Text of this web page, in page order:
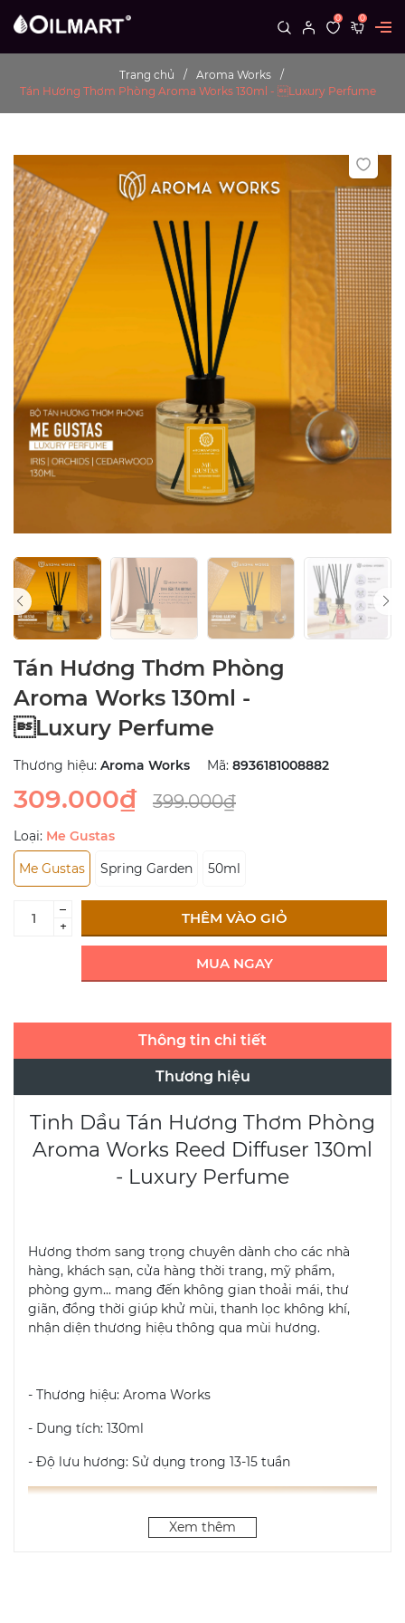
0 0
Trang chủ
Aroma Works
Tán Hương Thơm Phòng Aroma Works 130ml - Luxury Perfume
Tán Hương Thơm Phòng
Aroma Works 130ml -
Luxury Perfume
Thương hiệu: Aroma Works Mã: 8936181008882
309.000₫ 399.000₫
Loại: Me Gustas
Me Gustas
Spring Garden 50ml
–
+
THÊM VÀO GIỎ
MUA NGAY
Thông tin chi tiết
Thương hiệu
Tinh Dầu Tán Hương Thơm Phòng
Aroma Works Reed Diffuser 130ml
- Luxury Perfume
Hương thơm sang trọng chuyên dành cho các nhà
hàng, khách sạn, cửa hàng thời trang, mỹ phẩm,
phòng gym... mang đến không gian thoải mái, thư
giãn, đồng thời giúp khử mùi, thanh lọc không khí,
nhận diện thương hiệu thông qua mùi hương.
- Thương hiệu: Aroma Works
- Dung tích: 130ml
- Độ lưu hương: Sử dụng trong 13-15 tuần
Xem thêm